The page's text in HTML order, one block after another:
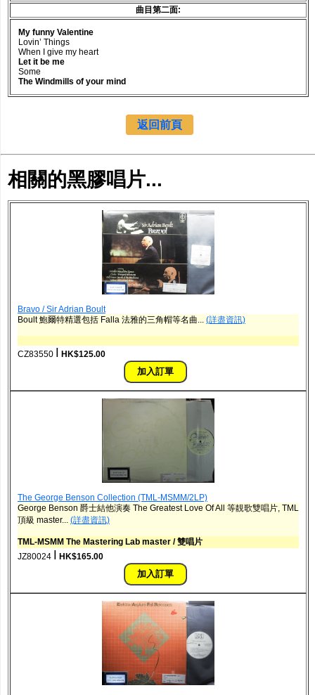
曲目第二面:
My funny Valentine
Lovin’ Things
When I give my heart
Let it be me
Some
The Windmills of your mind
返回前頁
相關的黑膠唱片...
Bravo / Sir Adrian Boult
Boult 鮑爾特精選包括 Falla 法雅的三角帽等名曲... (詳盡資訊)
CZ83550 ǀ HK$125.00
The George Benson Collection (TML-MSMM/2LP)
George Benson 爵士結他演奏 The Greatest Love Of All 等靚歌雙唱片, TML
頂級 master... (詳盡資訊)
TML-MSMM The Mastering Lab master / 雙唱片
JZ80024 ǀ HK$165.00